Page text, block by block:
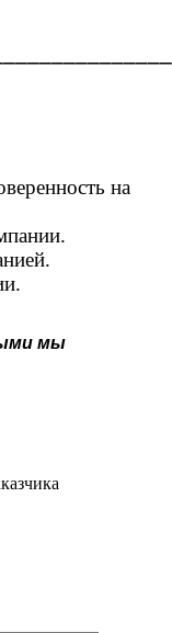
на
мы